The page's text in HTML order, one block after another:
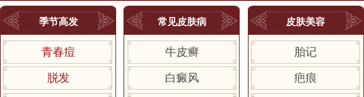
季节高发
青春痘
脱发
常见皮肤病
牛皮癣
白癜风
皮肤美容
胎记
疤痕